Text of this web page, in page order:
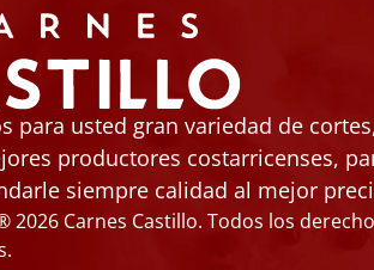
para usted gran variedad de
productores costarricenses,
siempre calidad al mejor
2026 Carnes Castillo. Todos los